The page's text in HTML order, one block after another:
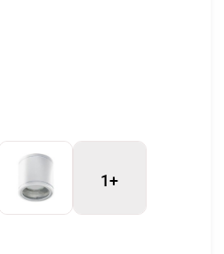
1+